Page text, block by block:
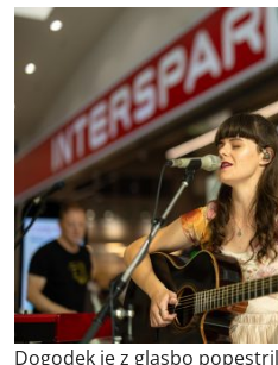
Dogodek je z glasbo